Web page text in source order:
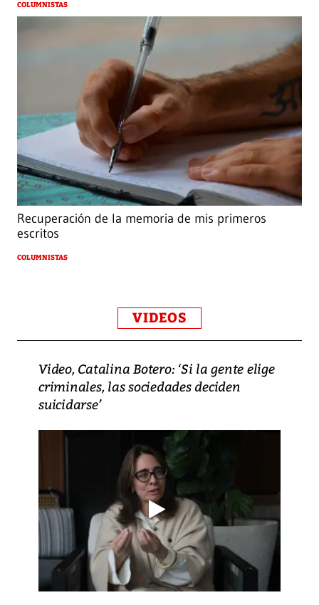
COLUMNISTAS
Recuperación de la memoria de mis primeros
escritos
COLUMNISTAS
VIDEOS
Video, Catalina Botero: ‘Si la gente elige
criminales, las sociedades deciden
suicidarse’